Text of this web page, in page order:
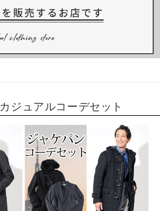
ジュアルコーデセット